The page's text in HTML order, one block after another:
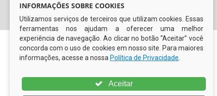
© Copyright 2026 Prefeitura Municipal de Itapissuma | Todos
os direitos reservados
INFORMAÇÕES SOBRE COOKIES
Utilizamos serviços de terceiros que utilizam cookies. Essas
ferramentas nos ajudam a oferecer uma melhor
experiência de navegação. Ao clicar no botão “Aceitar” você
concorda com o uso de cookies em nosso site. Para maiores
informações, acesse a nossa Política de Privacidade
Aceitar